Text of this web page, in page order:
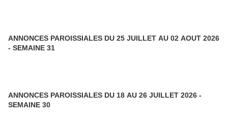
ANNONCES PAROISSIALES DU 25 JUILLET AU 02 AOUT 2026
- SEMAINE 31
ANNONCES PAROISSIALES DU 18 AU 26 JUILLET 2026 -
SEMAINE 30